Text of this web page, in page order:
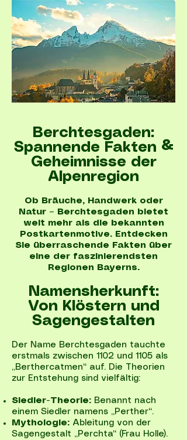
Berchtesgaden:
Spannende Fakten &
Geheimnisse der
Alpenregion
Ob Bräuche, Handwerk oder
Natur – Berchtesgaden bietet
weit mehr als die bekannten
Postkartenmotive. Entdecken
Sie überraschende Fakten über
eine der faszinierendsten
Regionen Bayerns.
Namensherkunft:
Von Klöstern und
Sagengestalten
Der Name Berchtesgaden tauchte
erstmals zwischen 1102 und 1105 als
„Berthercatmen“ auf. Die Theorien
zur Entstehung sind vielfältig:
Siedler-Theorie: Benannt nach
einem Siedler namens „Perther“.
Mythologie: Ableitung von der
Sagengestalt „Perchta“ (Frau Holle).